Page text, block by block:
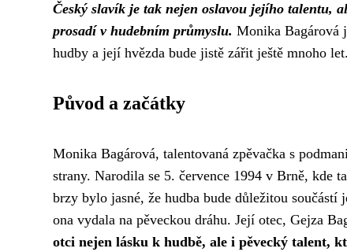
Český slavík je tak nejen oslavou jejího talentu,
prosadí v hudebním průmyslu. Monika Bagárová
hudby a její hvězda bude jistě zářit ještě mnoho let.
Původ a začátky
Monika Bagárová, talentovaná zpěvačka s
strany. Narodila se 5. července 1994 v Brně, kde
brzy bylo jasné, že hudba bude důležitou
ona vydala na pěveckou dráhu. Její otec, Gejza
otci nejen lásku k hudbě, ale i pěvecký talent,